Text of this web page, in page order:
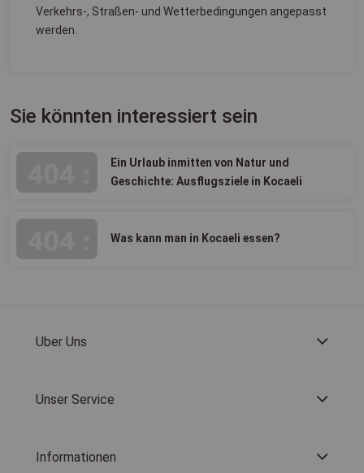
Verkehrs-, Straßen- und Wetterbedingungen angepasst
werden.
Sie könnten interessiert sein
Ein Urlaub inmitten von Natur und
Geschichte: Ausflugsziele in Kocaeli
Was kann man in Kocaeli essen?
Uber Uns
Unser Service
Informationen